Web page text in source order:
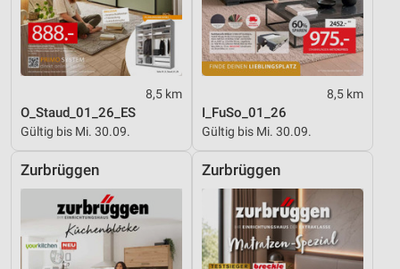
8,5 km
O_Staud_01_26_ES
Gültig bis Mi. 30.09.
8,5 km
I_FuSo_01_26
Gültig bis Mi. 30.09.
Zurbrüggen Zurbrüggen
Entwicklung und Verbesserung der Angebote
Verwendung reduzierter Daten zur Auswahl von
Inhalten
IAB-Besonderheiten:
Verwendung genauer Standortdaten
Geräte anhand von aktiv angeforderten
Nicht-IAB-Verarbeitungszwecke:
Notwendig